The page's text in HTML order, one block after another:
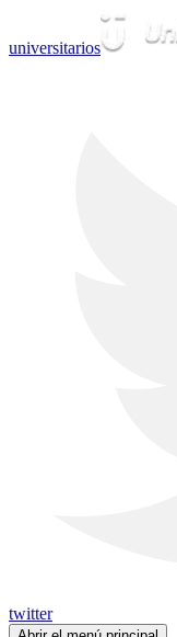
universitarios
twitter